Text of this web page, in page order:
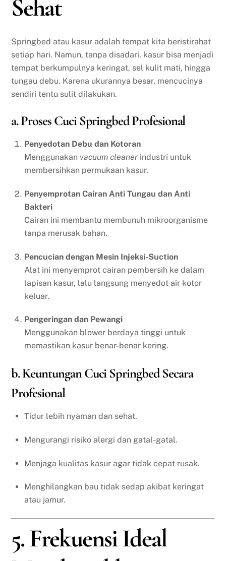
Sehat
Springbed atau kasur adalah tempat kita beristirahat
setiap hari. Namun, tanpa disadari, kasur bisa menjadi
tempat berkumpulnya keringat, sel kulit mati, hingga
tungau debu. Karena ukurannya besar, mencucinya
sendiri tentu sulit dilakukan.
a. Proses Cuci Springbed Profesional
Penyedotan Debu dan Kotoran
Menggunakan vacuum cleaner industri untuk
membersihkan permukaan kasur.
Penyemprotan Cairan Anti Tungau dan Anti
Bakteri
Cairan ini membantu membunuh mikroorganisme
tanpa merusak bahan.
Pencucian dengan Mesin Injeksi-Suction
Alat ini menyemprot cairan pembersih ke dalam
lapisan kasur, lalu langsung menyedot air kotor
keluar.
Pengeringan dan Pewangi
Menggunakan blower berdaya tinggi untuk
memastikan kasur benar-benar kering.
b. Keuntungan Cuci Springbed Secara
Profesional
Tidur lebih nyaman dan sehat.
Mengurangi risiko alergi dan gatal-gatal.
Menjaga kualitas kasur agar tidak cepat rusak.
Menghilangkan bau tidak sedap akibat keringat
atau jamur.
5. Frekuensi Ideal